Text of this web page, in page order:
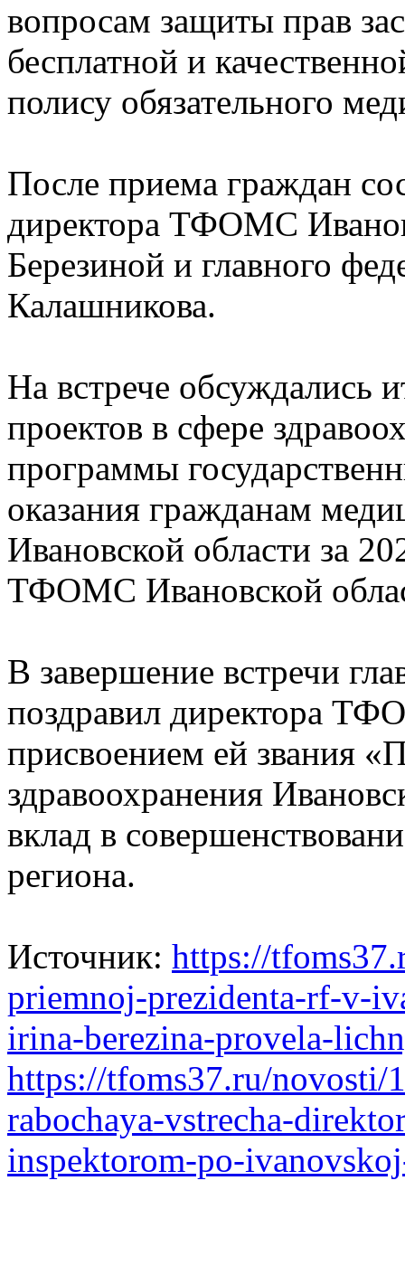
вопросам защиты прав
бесплатной и
полису обязательного
После приема граждан
директора ТФОМС
Березиной и главного
Калашникова.
На встрече обсуждались
проектов в сфере
программы
оказания гражданам
Ивановской области за
ТФОМС Ивановской
В завершение встречи
поздравил директора
присвоением ей звания
здравоохранения
вклад в
региона.
Источник: https://
priemnoj-prezidenta-rf-v-
irina-berezina-provela-
https://tfoms37.ru/novosti/
rabochaya-vstrecha-
inspektorom-po-